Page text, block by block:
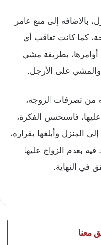
بالاضافة إلى منع عامر
كما كانت تعاقب أي
بطريقة مشي
والمشي على الأرجل.
من تصرفات الزوجة،
فاستحسن الفكرة،
المنزل وأبلغها بقراره،
بعدم الزواج عليها
في النهاية.
معنا